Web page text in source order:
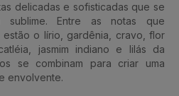
delicadas e sofisticadas que se
sublime. Entre as notas que
estão o lírio, gardênia, cravo, flor
jasmim indiano e lilás da
se combinam para criar uma
envolvente.